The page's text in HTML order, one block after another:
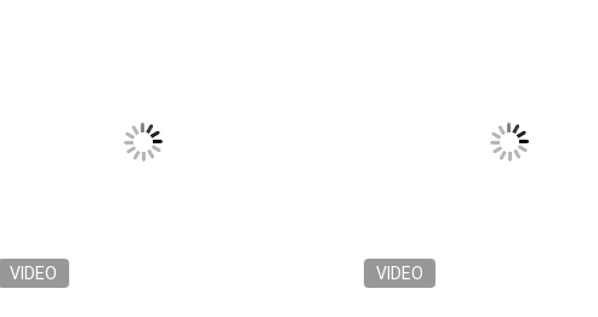
VIDEO VIDEO